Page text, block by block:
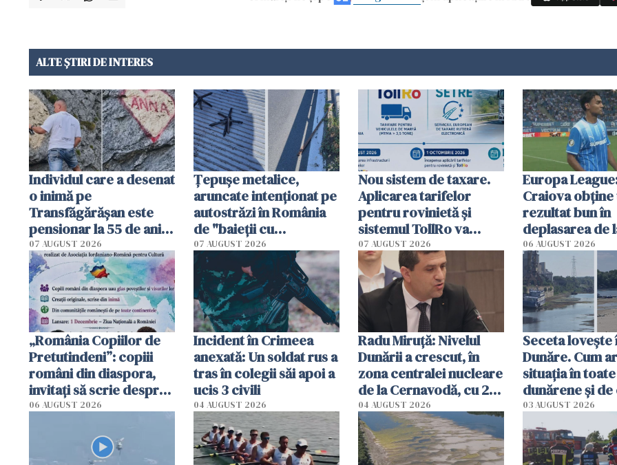
ALTE ȘTIRI DE INTERES
Individul care a desenat
o inimă pe
Transfăgărășan este
pensionar la 55 de ani.
Poliția l-a identificat
07 AUGUST 2026
Țepușe metalice,
aruncate intenționat pe
autostrăzi în România
de "baieții cu
platforme": "Mi-au
cerut 1200 lei să mă
tracteze"
07 AUGUST 2026
Nou sistem de taxare.
Aplicarea tarifelor
pentru rovinietă şi
sistemul TollRo va
începe la 1 octombrie
07 AUGUST 2026
Europa
Craiova obține
rezultat bun în
deplasarea de
06 AUGUST 2026
„România Copiilor de
Pretutindeni”: copiii
români din diaspora,
invitați să scrie despre
România într-un volum
06 AUGUST 2026
Incident în Crimeea
anexată: Un soldat rus a
tras în colegii săi apoi a
ucis 3 civili
04 AUGUST 2026
Radu Miruţă: Nivelul
Dunării a crescut, în
zona centralei nucleare
de la Cernavodă, cu 2
cm faţă de ziua trecută
04 AUGUST 2026
Seceta
Dunăre. Cum
situația în
dunărene și de
România
efectele, deși a
în iulie
03 AUGUST 2026